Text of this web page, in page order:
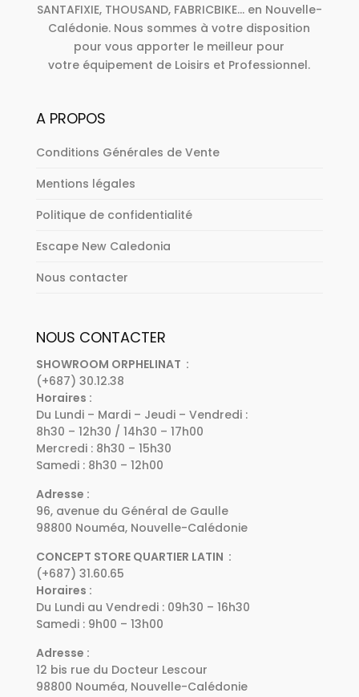
SANTAFIXIE, THOUSAND, FABRICBIKE... en Nouvelle-
Calédonie. Nous sommes à votre disposition
pour vous apporter le meilleur pour
votre équipement de Loisirs et Professionnel.
A PROPOS
Conditions Générales de Vente
Mentions légales
Politique de confidentialité
Escape New Caledonia
Nous contacter
NOUS CONTACTER
SHOWROOM ORPHELINAT :
(+687) 30.12.38
Horaires :
Du Lundi – Mardi – Jeudi – Vendredi :
8h30 – 12h30 / 14h30 – 17h00
Mercredi : 8h30 – 15h30
Samedi : 8h30 – 12h00
Adresse :
96, avenue du Général de Gaulle
98800 Nouméa, Nouvelle-Calédonie
CONCEPT STORE QUARTIER LATIN :
(+687) 31.60.65
Horaires :
Du Lundi au Vendredi : 09h30 – 16h30
Samedi : 9h00 – 13h00
Adresse :
12 bis rue du Docteur Lescour
98800 Nouméa, Nouvelle-Calédonie